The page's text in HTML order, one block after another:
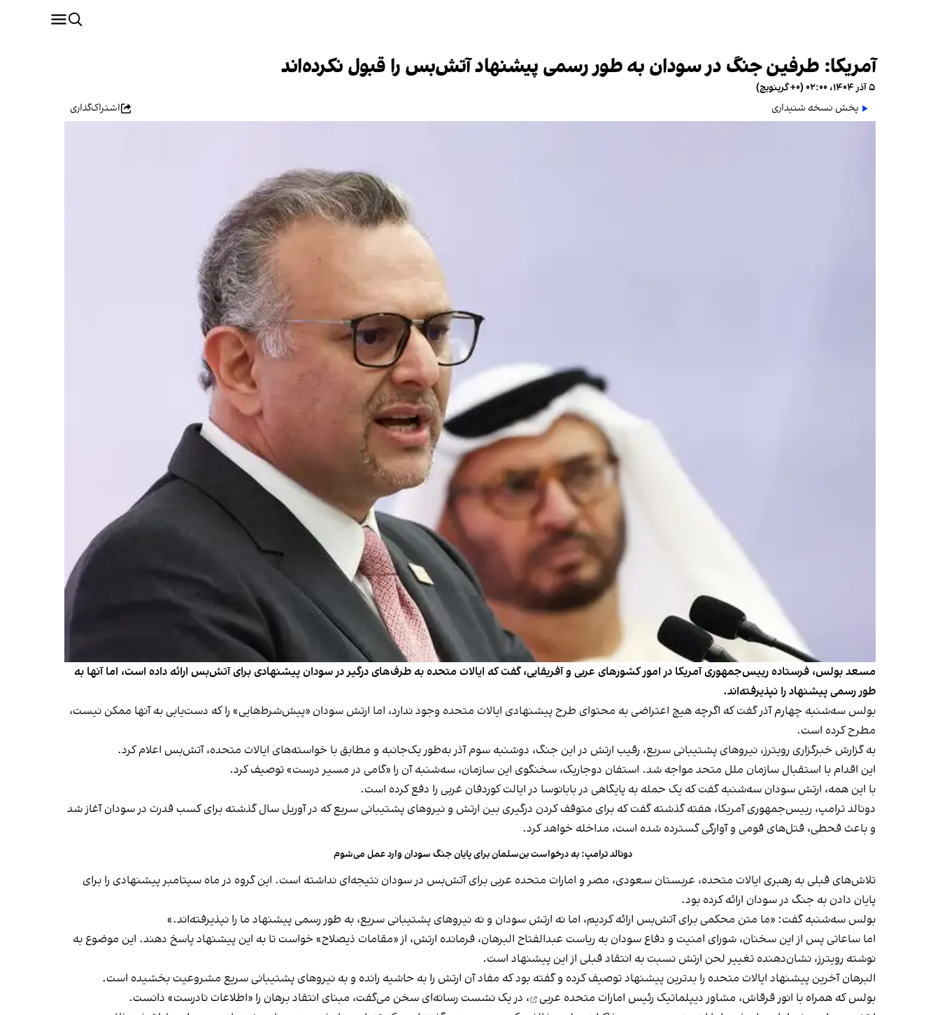
آمریکا:‌ طرفین جنگ در سودان به طور رسمی پیشنهاد آتش‌بس را قبول نکرده‌اند
۵ آذر ۱۴۰۴، ۰۲:۰۰ (‎+۰ گرینویچ)
پخش نسخه شنیداری
اشتراک‌گذاری
مسعد بولس، فرستاده رییس‌جمهوری آمریکا در امور کشورهای عربی و آفریقایی، گفت که ایالات متحده به طرف‌های درگیر در سودان پیشنهادی برای آتش‌بس ارائه داده است، اما آنها به
طور رسمی پیشنهاد را نپذیرفته‌اند.
بولس سه‌شنبه چهارم آذر گفت که اگرچه هیچ اعتراضی به محتوای طرح پیشنهادی ایالات متحده وجود ندارد، اما ارتش سودان «پیش‌شرط‌هایی» را که دست‌یابی به آنها ممکن نیست،
مطرح کرده است.
به گزارش خبرگزاری رویترز، نیروهای پشتیبانی سریع، رقیب ارتش در این جنگ، دوشنبه سوم آذر به‌طور یک‌جانبه و مطابق با خواسته‌های ایالات متحده، آتش‌بس اعلام کرد.
این اقدام با استقبال سازمان ملل متحد مواجه شد. استفان دوجاریک، سخنگوی این سازمان، سه‌شنبه آن را «گامی در مسیر درست» توصیف کرد.
با این همه، ارتش سودان سه‌شنبه گفت که یک حمله‌ به پایگاهی در بابانوسا در ایالت کوردفان غربی را دفع کرده است.
دونالد ترامپ، رییس‌جمهوری آمریکا، هفته گذشته گفت که برای متوقف کردن درگیری بین ارتش و نیروهای پشتیبانی سریع که در آوریل سال گذشته برای کسب قدرت در سودان آغاز شد
و باعث قحطی، قتل‌های قومی و آوارگی گسترده شده است، مداخله خواهد کرد.
دونالد ترامپ: به درخواست بن‌سلمان برای پایان جنگ سودان وارد عمل می‌شوم
تلاش‌های قبلی به رهبری ایالات متحده، عربستان سعودی، مصر و امارات متحده عربی برای آتش‌بس در سودان نتیجه‌ای نداشته است. این گروه در ماه سپتامبر پیشنهادی را برای
پایان دادن به جنگ در سودان ارائه کرده بود.
بولس سه‌شنبه گفت: «ما متن محکمی برای آتش‌بس ارائه کردیم، اما نه ارتش سودان و نه نیروهای پشتیبانی سریع، به طور رسمی پیشنهاد ما را نپذیرفته‌اند.»
اما ساعاتی پس از این سخنان، شورای امنیت و دفاع سودان به ریاست عبدالفتاح البرهان، فرمانده ارتش، از «مقامات ذیصلاح» خواست تا به این پیشنهاد پاسخ دهند. این موضوع به
نوشته رویترز، نشان‌دهنده تغییر لحن ارتش نسبت به انتقاد قبلی از این پیشنهاد است.
البرهان آخرین پیشنهاد ایالات متحده را بدترین پیشنهاد توصیف کرده و گفته بود که مفاد آن ارتش را به حاشیه رانده و به نیروهای پشتیبانی سریع مشروعیت بخشیده است.
بولس که همراه با انور قرقاش، مشاور دیپلماتیک رئیس امارات متحده عربی
، در یک نشست رسانه‌ای سخن می‌گفت، مبنای انتقاد برهان را «اطلاعات نادرست» ‌دانست.